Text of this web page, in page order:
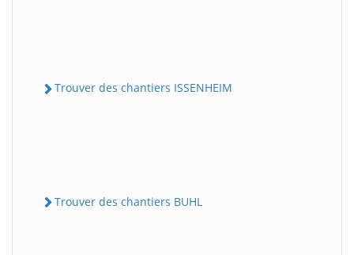
Trouver des chantiers ISSENHEIM
Trouver des chantiers BUHL